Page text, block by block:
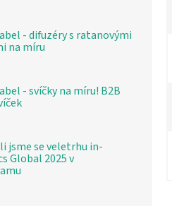
- difuzéry s ratanovými
na míru
- svíčky na míru! B2B
jsme se veletrhu in-
Global 2025 v